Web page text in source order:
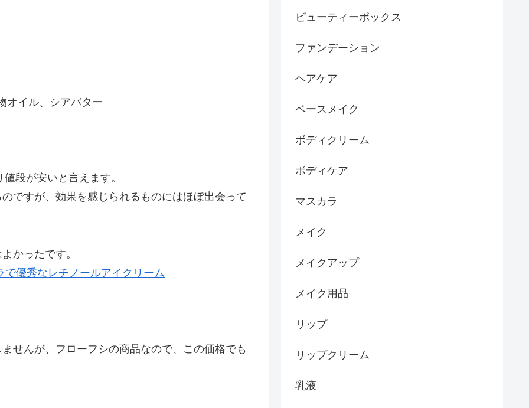
オイル、シアバター
段が安いと言えます。
ですが、効果を感じられるものにはほぼ出会って
かったです。
優秀なレチノールアイクリーム
せんが、フローフシの商品なので、この価格でも
ビューティーボックス
ファンデーション
ヘアケア
ベースメイク
ボディクリーム
ボディケア
マスカラ
メイク
メイクアップ
メイク用品
リップ
リップクリーム
乳液